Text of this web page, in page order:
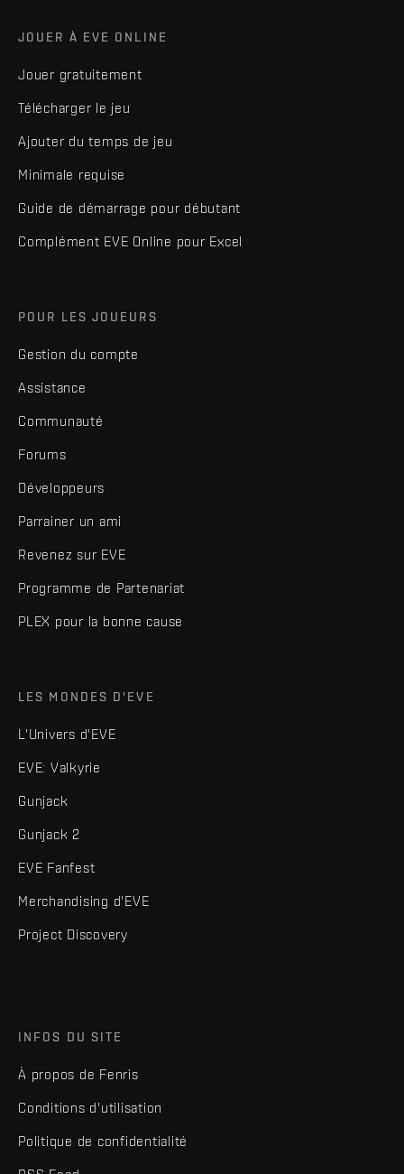
JOUER À EVE ONLINE
Jouer gratuitement
Télécharger le jeu
Ajouter du temps de jeu
Minimale requise
Guide de démarrage pour débutant
Complément EVE Online pour Excel
POUR LES JOUEURS
Gestion du compte
Assistance
Communauté
Forums
Développeurs
Parrainer un ami
Revenez sur EVE
Programme de Partenariat
PLEX pour la bonne cause
LES MONDES D'EVE
L'Univers d'EVE
EVE: Valkyrie
Gunjack
Gunjack 2
EVE Fanfest
Merchandising d'EVE
Project Discovery
INFOS DU SITE
À propos de Fenris
Conditions d'utilisation
Politique de confidentialité